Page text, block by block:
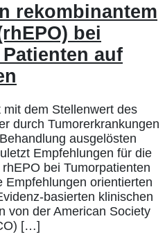
rekombinantem
bei
auf
dem Stellenwert des
durch Tumorerkrankungen
ausgelösten
Empfehlungen für die
bei Tumorpatienten
Empfehlungen orientierten
basierten klinischen
von der American Society
[…]